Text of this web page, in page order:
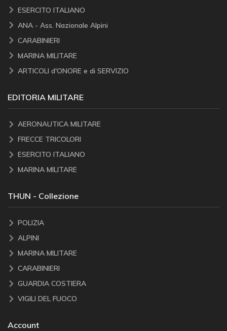
ESERCITO ITALIANO
ANA - Ass. Nazionale Alpini
CARABINIERI
MARINA MILITARE
ARTICOLI d'ONORE e di SERVIZIO
EDITORIA MILITARE
AERONAUTICA MILITARE
FRECCE TRICOLORI
ESERCITO ITALIANO
MARINA MILITARE
THUN - Collezione
POLIZIA
ALPINI
MARINA MILITARE
CARABINIERI
GUARDIA COSTIERA
VIGILI DEL FUOCO
Account